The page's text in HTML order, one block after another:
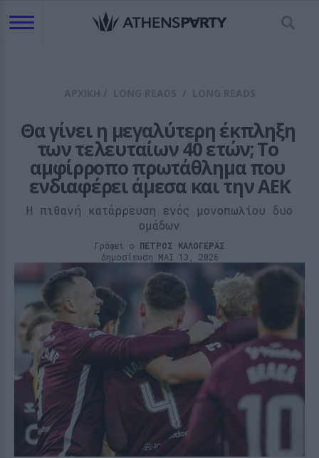
Θα γίνει η μεγαλύτερη έκπληξη
των τελευταίων 40 ετών; Το
αμφίρροπο πρωτάθλημα που
ενδιαφέρει άμεσα και την ΑΕΚ
Η πιθανή κατάρρευση ενός μονοπωλίου δυο
ομάδων
Γράφει ο ΠΕΤΡΟΣ ΚΑΛΟΓΕΡΑΣ
Δημοσίευση ΜΑΙ 13, 2026